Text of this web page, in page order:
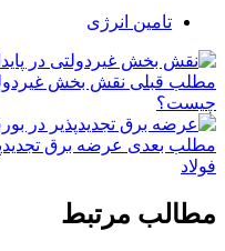
تامین انرژی
مطلب قبلی نقش‌ بخش
چیست؟
مطلب بعدی عرضه برق
فولاد
مطالب مرتبط